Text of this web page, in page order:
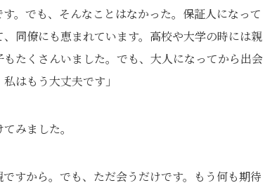
。でも、そんなことはなかった。保証人になって
同僚にも恵まれています。高校や大学の時には親
たくさんいました。でも、大人になってから出会
はもう大丈夫です」
みました。
すから。でも、ただ会うだけです。もう何も期待